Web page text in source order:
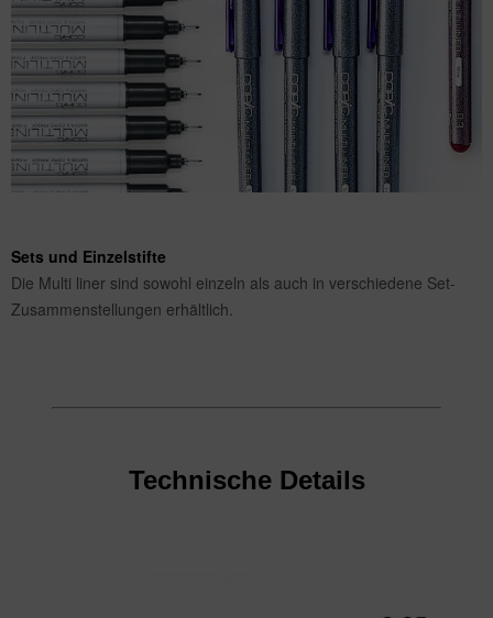
Sets und Einzelstifte
Die Multi liner sind sowohl einzeln als auch in verschiedene Set-
Zusammenstellungen erhältlich.
Technische Details